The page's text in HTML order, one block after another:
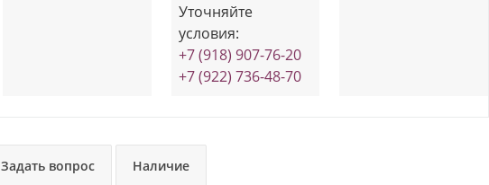
Уточняйте
условия:
+7 (918) 907-76-20
+7 (922) 736-48-70
Задать вопрос Наличие